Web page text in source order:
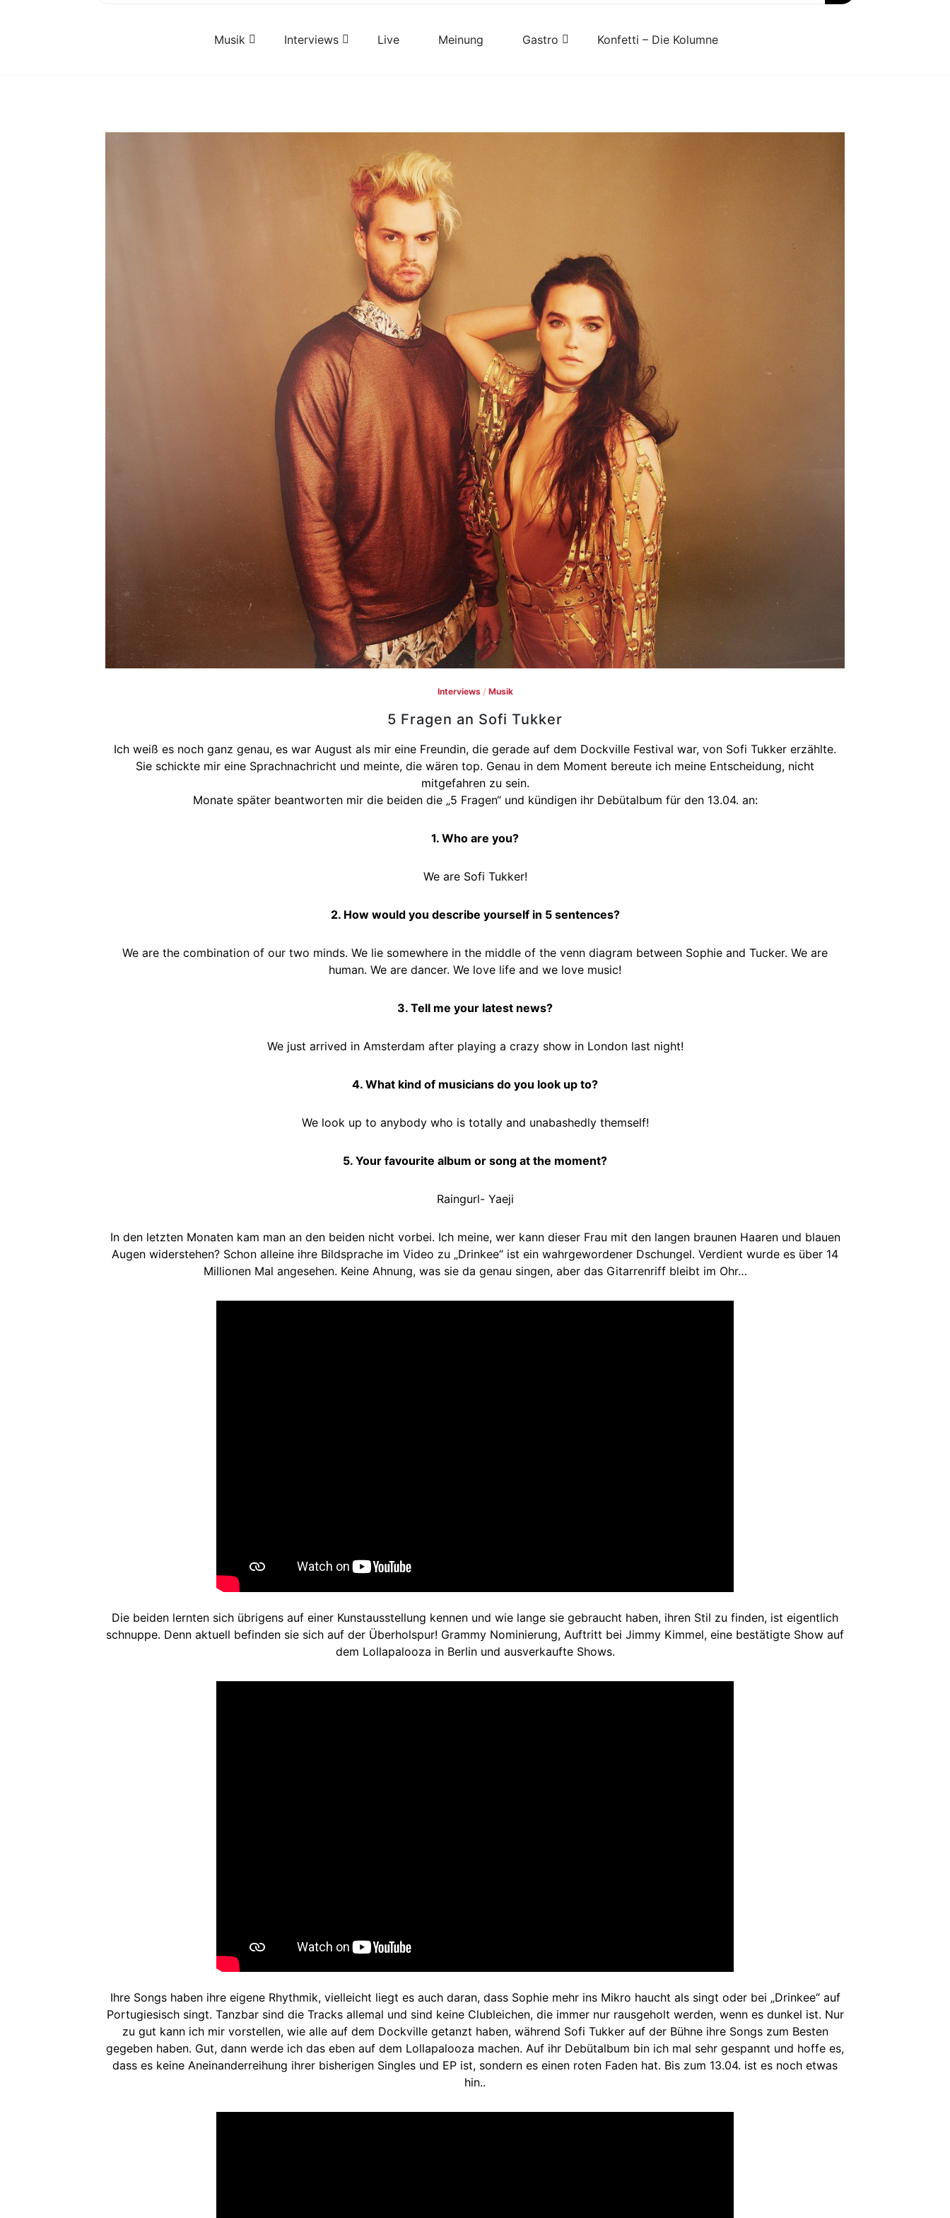
Musik Interviews Live Meinung Gastro Konfetti – Die Kolumne
Interviews/ Musik
5 Fragen an Sofi Tukker
Ich weiß es noch ganz genau, es war August als mir eine Freundin, die gerade auf dem Dockville Festival war, von Sofi Tukker erzählte.
Sie schickte mir eine Sprachnachricht und meinte, die wären top. Genau in dem Moment bereute ich meine Entscheidung, nicht
mitgefahren zu sein.
Monate später beantworten mir die beiden die „5 Fragen“ und kündigen ihr Debütalbum für den 13.04. an:
1. Who are you?
We are Sofi Tukker!
2. How would you describe yourself in 5 sentences?
We are the combination of our two minds. We lie somewhere in the middle of the venn diagram between Sophie and Tucker. We are
human. We are dancer. We love life and we love music!
3. Tell me your latest news?
We just arrived in Amsterdam after playing a crazy show in London last night!
4. What kind of musicians do you look up to?
We look up to anybody who is totally and unabashedly themself!
5. Your favourite album or song at the moment?
Raingurl- Yaeji
In den letzten Monaten kam man an den beiden nicht vorbei. Ich meine, wer kann dieser Frau mit den langen braunen Haaren und blauen
Augen widerstehen? Schon alleine ihre Bildsprache im Video zu „Drinkee“ ist ein wahrgewordener Dschungel. Verdient wurde es über 14
Millionen Mal angesehen. Keine Ahnung, was sie da genau singen, aber das Gitarrenriff bleibt im Ohr…
Die beiden lernten sich übrigens auf einer Kunstausstellung kennen und wie lange sie gebraucht haben, ihren Stil zu finden, ist eigentlich
schnuppe. Denn aktuell befinden sie sich auf der Überholspur! Grammy Nominierung, Auftritt bei Jimmy Kimmel, eine bestätigte Show auf
dem Lollapalooza in Berlin und ausverkaufte Shows.
Ihre Songs haben ihre eigene Rhythmik, vielleicht liegt es auch daran, dass Sophie mehr ins Mikro haucht als singt oder bei „Drinkee“ auf
Portugiesisch singt. Tanzbar sind die Tracks allemal und sind keine Clubleichen, die immer nur rausgeholt werden, wenn es dunkel ist. Nur
zu gut kann ich mir vorstellen, wie alle auf dem Dockville getanzt haben, während Sofi Tukker auf der Bühne ihre Songs zum Besten
gegeben haben. Gut, dann werde ich das eben auf dem Lollapalooza machen. Auf ihr Debütalbum bin ich mal sehr gespannt und hoffe es,
dass es keine Aneinanderreihung ihrer bisherigen Singles und EP ist, sondern es einen roten Faden hat. Bis zum 13.04. ist es noch etwas
hin..